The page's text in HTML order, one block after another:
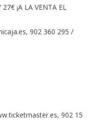
¡A LA VENTA EL
902 360 295 /
902 15